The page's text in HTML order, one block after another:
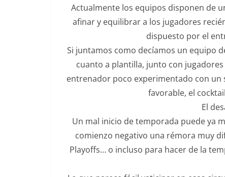
Actualmente los equipos disponen de
afinar y equilibrar a los jugadores
dispuesto por el
Si juntamos como decíamos un equipo
cuanto a plantilla, junto con
entrenador poco experimentado con un
favorable, el
El
Un mal inicio de temporada puede ya
comienzo negativo una rémora muy
Playoffs… o incluso para hacer de la